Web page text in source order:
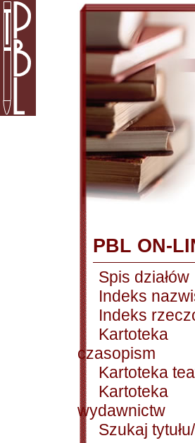
PBL ON-
Spis działów
Indeks
Indeks
Kartoteka
czasopism
Kartoteka
Kartoteka
wydawnictw
Szukaj